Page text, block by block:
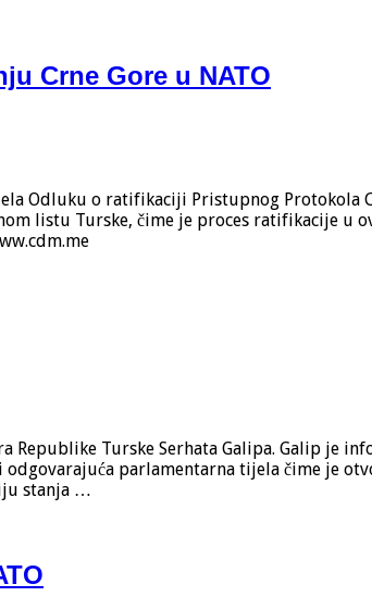
Crne Gore u NATO
Odluku o ratifikaciji Pristupnog Protokola
listu Turske, čime je proces ratifikacije u
Republike Turske Serhata Galipa. Galip je
parlamentarna tijela čime je
stanja …